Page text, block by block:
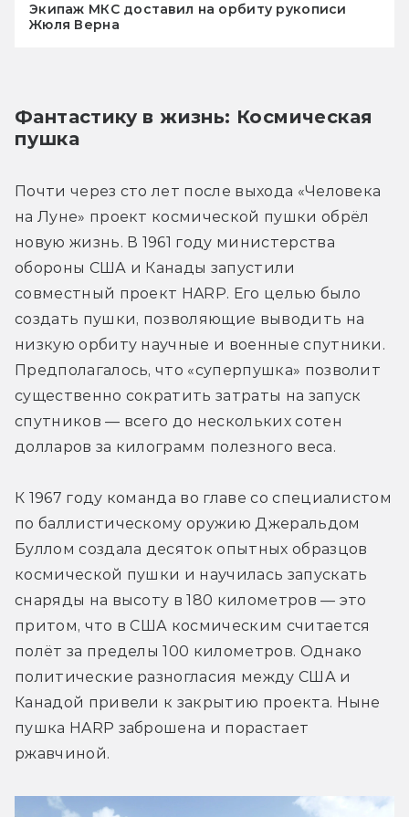
Экипаж МКС доставил на орбиту рукописи
Жюля Верна
Фантастику в жизнь: Космическая
пушка
Почти через сто лет после выхода «Человека
на Луне» проект космической пушки обрёл
новую жизнь. В 1961 году министерства
обороны США и Канады запустили
совместный проект HARP. Его целью было
создать пушки, позволяющие выводить на
низкую орбиту научные и военные спутники.
Предполагалось, что «суперпушка» позволит
существенно сократить затраты на запуск
спутников — всего до нескольких сотен
долларов за килограмм полезного веса.
К 1967 году команда во главе со специалистом
по баллистическому оружию Джеральдом
Буллом создала десяток опытных образцов
космической пушки и научилась запускать
снаряды на высоту в 180 километров — это
притом, что в США космическим считается
полёт за пределы 100 километров. Однако
политические разногласия между США и
Канадой привели к закрытию проекта. Ныне
пушка HARP заброшена и порастает
ржавчиной.